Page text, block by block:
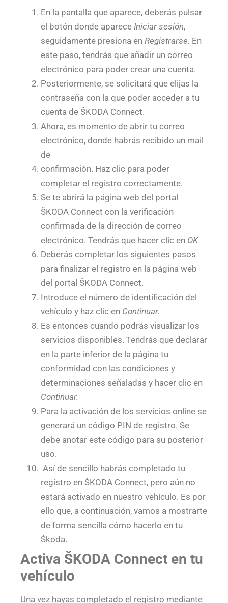
En la pantalla que aparece, deberás pulsar
el botón donde aparece Iniciar sesión,
seguidamente presiona en Registrarse. En
este paso, tendrás que añadir un correo
electrónico para poder crear una cuenta.
Posteriormente, se solicitará que elijas la
contraseña con la que poder acceder a tu
cuenta de ŠKODA Connect.
Ahora, es momento de abrir tu correo
electrónico, donde habrás recibido un mail
de
confirmación. Haz clic para poder
completar el registro correctamente.
Se te abrirá la página web del portal
ŠKODA Connect con la verificación
confirmada de la dirección de correo
electrónico. Tendrás que hacer clic en OK
Deberás completar los siguientes pasos
para finalizar el registro en la página web
del portal ŠKODA Connect.
Introduce el número de identificación del
vehículo y haz clic en Continuar.
Es entonces cuando podrás visualizar los
servicios disponibles. Tendrás que declarar
en la parte inferior de la página tu
conformidad con las condiciones y
determinaciones señaladas y hacer clic en
Continuar.
Para la activación de los servicios online se
generará un código PIN de registro. Se
debe anotar este código para su posterior
uso.
Así de sencillo habrás completado tu
registro en ŠKODA Connect, pero aún no
estará activado en nuestro vehículo. Es por
ello que, a continuación, vamos a mostrarte
de forma sencilla cómo hacerlo en tu
Škoda.
Activa ŠKODA Connect en tu
vehículo
Una vez hayas completado el registro mediante